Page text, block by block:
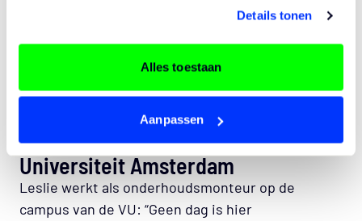
Details tonen
Alles toestaan
Aanpassen
INTERVIEW
Leslie werkt als
onderhoudsmonteur op de Vrije
Universiteit Amsterdam
Leslie werkt als onderhoudsmonteur op de
campus van de VU: “Geen dag is hier